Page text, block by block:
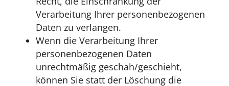
Verarbeitung Ihrer personenbezogenen
Daten zu verlangen.
Wenn die Verarbeitung Ihrer
personenbezogenen Daten
unrechtmäßig geschah/geschieht,
können Sie statt der Löschung die